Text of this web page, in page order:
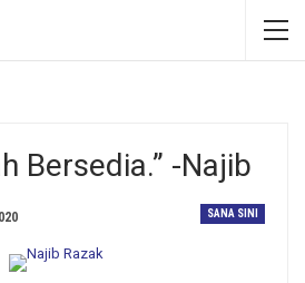
Bersedia.” -Najib
SANA SINI